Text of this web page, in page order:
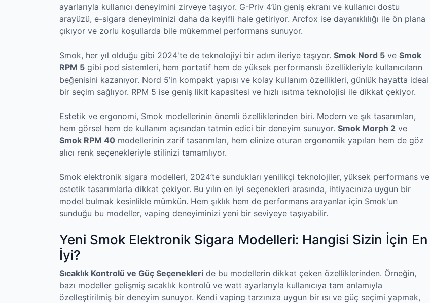
ayarlarıyla kullanıcı deneyimini zirveye taşıyor. G-Priv 4’ün geniş ekranı ve kullanıcı dostu
arayüzü, e-sigara deneyiminizi daha da keyifli hale getiriyor. Arcfox ise dayanıklılığı ile ön plana
çıkıyor ve zorlu koşullarda bile mükemmel performans sunuyor.
Smok, her yıl olduğu gibi 2024'te de teknolojiyi bir adım ileriye taşıyor. Smok Nord 5 ve Smok
RPM 5 gibi pod sistemleri, hem portatif hem de yüksek performanslı özellikleriyle kullanıcıların
beğenisini kazanıyor. Nord 5’in kompakt yapısı ve kolay kullanım özellikleri, günlük hayatta ideal
bir seçim sağlıyor. RPM 5 ise geniş likit kapasitesi ve hızlı ısıtma teknolojisi ile dikkat çekiyor.
Estetik ve ergonomi, Smok modellerinin önemli özelliklerinden biri. Modern ve şık tasarımları,
hem görsel hem de kullanım açısından tatmin edici bir deneyim sunuyor. Smok Morph 2 ve
Smok RPM 40 modellerinin zarif tasarımları, hem elinize oturan ergonomik yapıları hem de göz
alıcı renk seçenekleriyle stilinizi tamamlıyor.
Smok elektronik sigara modelleri, 2024’te sundukları yenilikçi teknolojiler, yüksek performans ve
estetik tasarımlarla dikkat çekiyor. Bu yılın en iyi seçenekleri arasında, ihtiyacınıza uygun bir
model bulmak kesinlikle mümkün. Hem şıklık hem de performans arayanlar için Smok'un
sunduğu bu modeller, vaping deneyiminizi yeni bir seviyeye taşıyabilir.
Yeni Smok Elektronik Sigara Modelleri: Hangisi Sizin İçin En
İyi?
Sıcaklık Kontrolü ve Güç Seçenekleri de bu modellerin dikkat çeken özelliklerinden. Örneğin,
bazı modeller gelişmiş sıcaklık kontrolü ve watt ayarlarıyla kullanıcıya tam anlamıyla
özelleştirilmiş bir deneyim sunuyor. Kendi vaping tarzınıza uygun bir ısı ve güç seçimi yapmak,